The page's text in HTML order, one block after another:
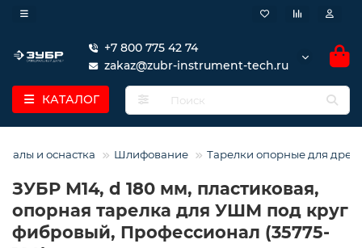
+7 800 775 42 74
zakaz@zubr-instrument-tech.ru
КАТАЛОГ
и оснастка Шлифование Тарелки опорные для
ЗУБР М14, d 180 мм, пластиковая,
опорная тарелка для УШМ под круг
фибровый, Профессионал (35775-